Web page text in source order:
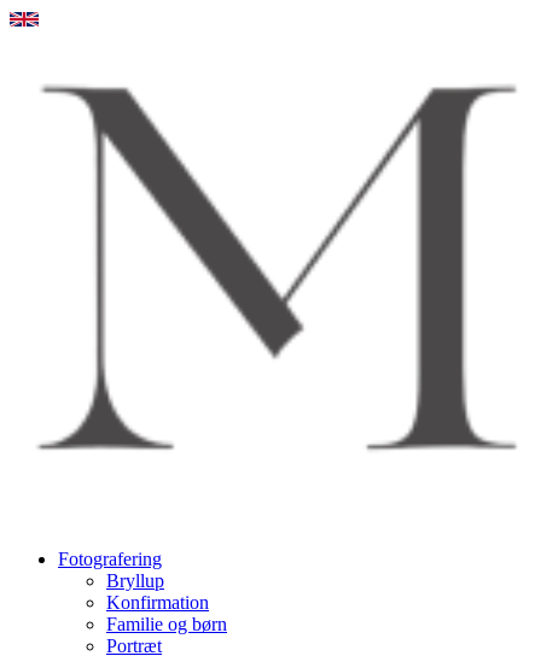
Videre
Fotografering
Bryllup
Konfirmation
Familie og børn
Portræt